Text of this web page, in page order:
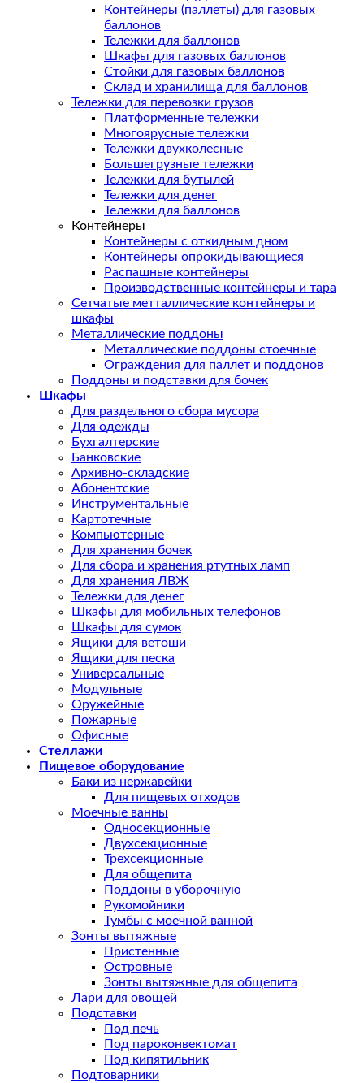
Контейнеры (паллеты) для газовых
баллонов
Тележки для баллонов
Шкафы для газовых баллонов
Стойки для газовых баллонов
Склад и хранилища для баллонов
Тележки для перевозки грузов
Платформенные тележки
Многоярусные тележки
Тележки двухколесные
Большегрузные тележки
Тележки для бутылей
Тележки для денег
Тележки для баллонов
Контейнеры
Контейнеры с откидным дном
Контейнеры опрокидывающиеся
Распашные контейнеры
Производственные контейнеры и тара
Сетчатые метталлические контейнеры и
шкафы
Металлические поддоны
Металлические поддоны стоечные
Ограждения для паллет и поддонов
Поддоны и подставки для бочек
Шкафы
Для раздельного сбора мусора
Для одежды
Бухгалтерские
Банковские
Архивно-складские
Абонентские
Инструментальные
Картотечные
Компьютерные
Для хранения бочек
Для сбора и хранения ртутных ламп
Для хранения ЛВЖ
Тележки для денег
Шкафы для мобильных телефонов
Шкафы для сумок
Ящики для ветоши
Ящики для песка
Универсальные
Модульные
Оружейные
Пожарные
Офисные
Стеллажи
Пищевое оборудование
Баки из нержавейки
Для пищевых отходов
Моечные ванны
Односекционные
Двухсекционные
Трехсекционные
Для общепита
Поддоны в уборочную
Рукомойники
Тумбы с моечной ванной
Зонты вытяжные
Пристенные
Островные
Зонты вытяжные для общепита
Лари для овощей
Подставки
Под печь
Под пароконвектомат
Под кипятильник
Подтоварники